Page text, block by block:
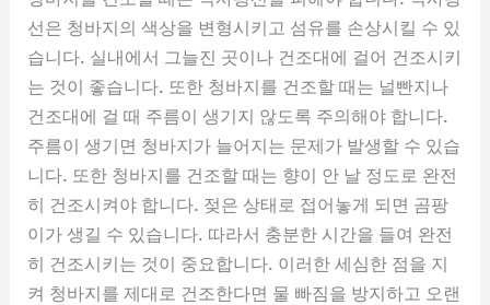
선은 청바지의 색상을 변형시키고 섬유를 손상시킬 수 있
습니다. 실내에서 그늘진 곳이나 건조대에 걸어 건조시키
는 것이 좋습니다. 또한 청바지를 건조할 때는 널빤지나
건조대에 걸 때 주름이 생기지 않도록 주의해야 합니다.
주름이 생기면 청바지가 늘어지는 문제가 발생할 수 있습
니다. 또한 청바지를 건조할 때는 향이 안 날 정도로 완전
히 건조시켜야 합니다. 젖은 상태로 접어놓게 되면 곰팡
이가 생길 수 있습니다. 따라서 충분한 시간을 들여 완전
히 건조시키는 것이 중요합니다. 이러한 세심한 점을 지
켜 청바지를 제대로 건조한다면 물 빠짐을 방지하고 오랜